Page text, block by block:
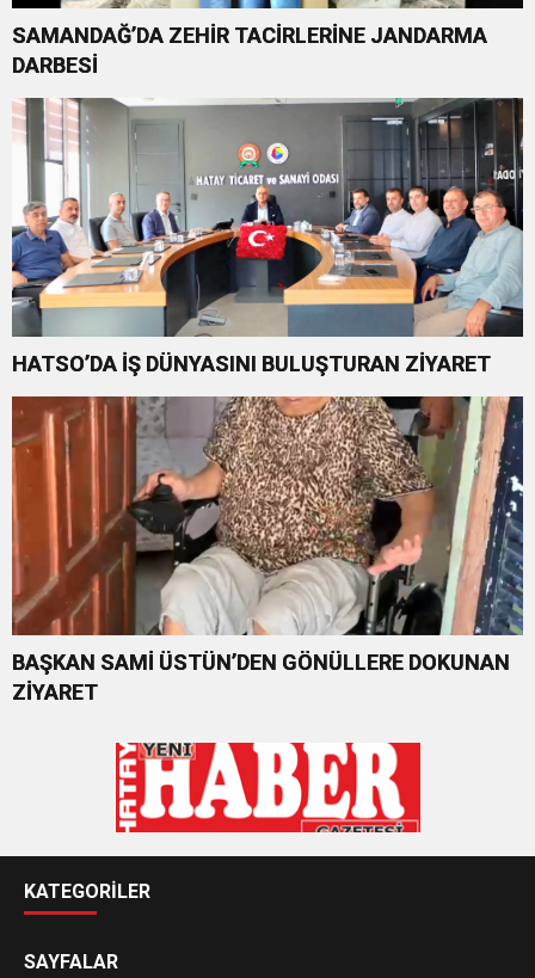
SAMANDAĞ’DA ZEHİR TACİRLERİNE JANDARMA
DARBESİ
HATSO’DA İŞ DÜNYASINI BULUŞTURAN ZİYARET
BAŞKAN SAMİ ÜSTÜN’DEN GÖNÜLLERE DOKUNAN
ZİYARET
KATEGORİLER
SAYFALAR